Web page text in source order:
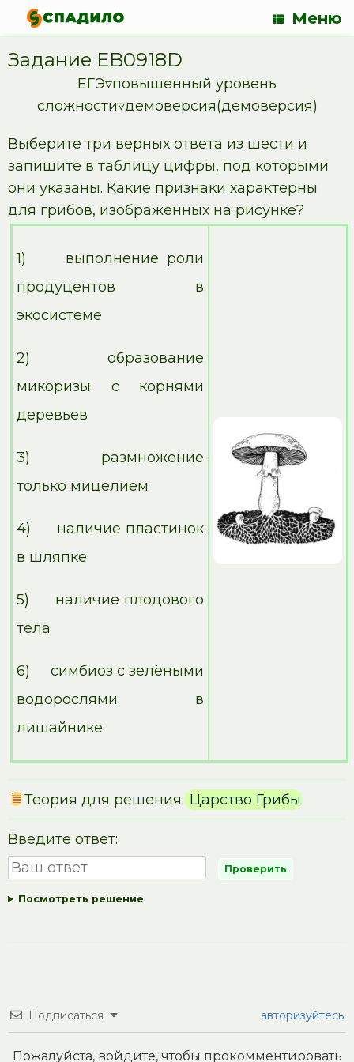
Меню
Задание EB0918D
ЕГЭ▿повышенный уровень
сложности▿демоверсия(демоверсия)
Выберите три верных ответа из шести и
запишите в таблицу цифры, под которыми
они указаны. Какие признаки характерны
для грибов, изображённых на рисунке?
1) выполнение роли
продуцентов в
экосистеме
2) образование
микоризы с корнями
деревьев
3) размножение
только мицелием
4) наличие пластинок
в шляпке
5) наличие плодового
тела
6) симбиоз с зелёными
водорослями в
лишайнике
Теория для решения:Царство Грибы
Введите ответ:
Посмотреть решение
Подписаться авторизуйтесь
Пожалуйста, войдите, чтобы прокомментировать